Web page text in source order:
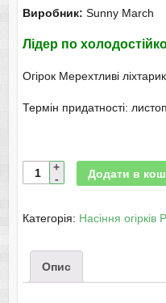
Виробник: Sunny March
Лідер по
Огірок Мерехтливі
Термін придатності:
Додати в
Категорія: Насіння огірків
Опис